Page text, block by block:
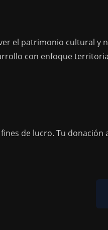
el patrimonio cultural
con enfoque
de lucro. Tu